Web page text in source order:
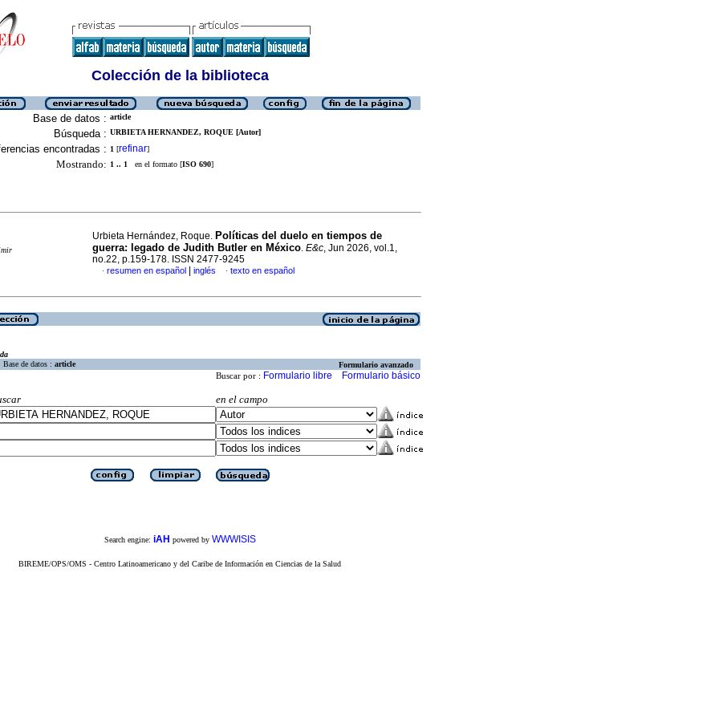
Colección de la biblioteca
Base de datos : article
Búsqueda : URBIETA HERNANDEZ, ROQUE [Autor]
encontradas : 1 [refinar]
Mostrando: 1 .. 1 en el formato [ISO 690]
Urbieta Hernández, Roque. Políticas del duelo en tiempos de
guerra: legado de Judith Butler en México. E&c, Jun 2026, vol.1,
no.22, p.159-178. ISSN 2477-9245
· resumen en español inglés · texto en español
Base de datos : article Formulario avanzado
Buscar por : Formulario libre Formulario básico
en el campo
Search engine: iAH powered by WWWISIS
BIREME/OPS/OMS - Centro Latinoamericano y del Caribe de Información en Ciencias de la Salud